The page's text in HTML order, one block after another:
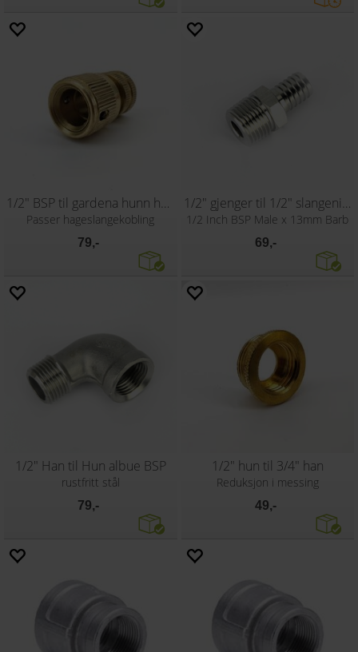
1/2" BSP til gardena hunn hurtigkobling
Passer hageslangekobling
79,-
1/2" gjenger til 1/2" slangenippel
1/2 Inch BSP Male x 13mm Barb
69,-
1/2" Han til Hun albue BSP
rustfritt stål
79,-
1/2" hun til 3/4" han
Reduksjon i messing
49,-